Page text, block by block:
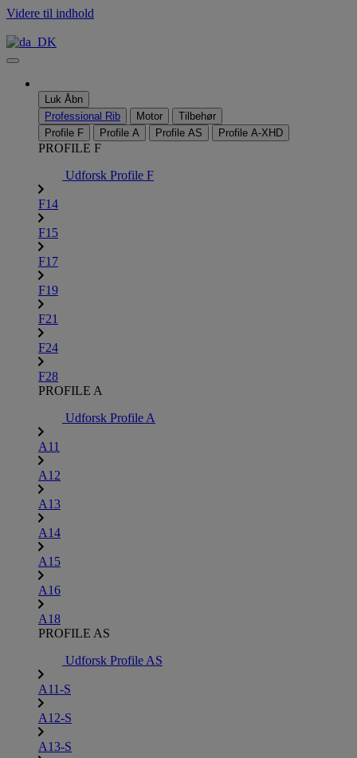
Videre til indhold
Luk Åbn
Professional Rib
Motor
Tilbehør
Profile F
Profile A Profile AS Profile A-XHD
PROFILE F
Udforsk Profile F
F14
F15
F17
F19
F21
F24
F28
PROFILE A
Udforsk Profile A
A11
A12
A13
A14
A15
A16
A18
PROFILE AS
Udforsk Profile AS
A11-S
A12-S
A13-S